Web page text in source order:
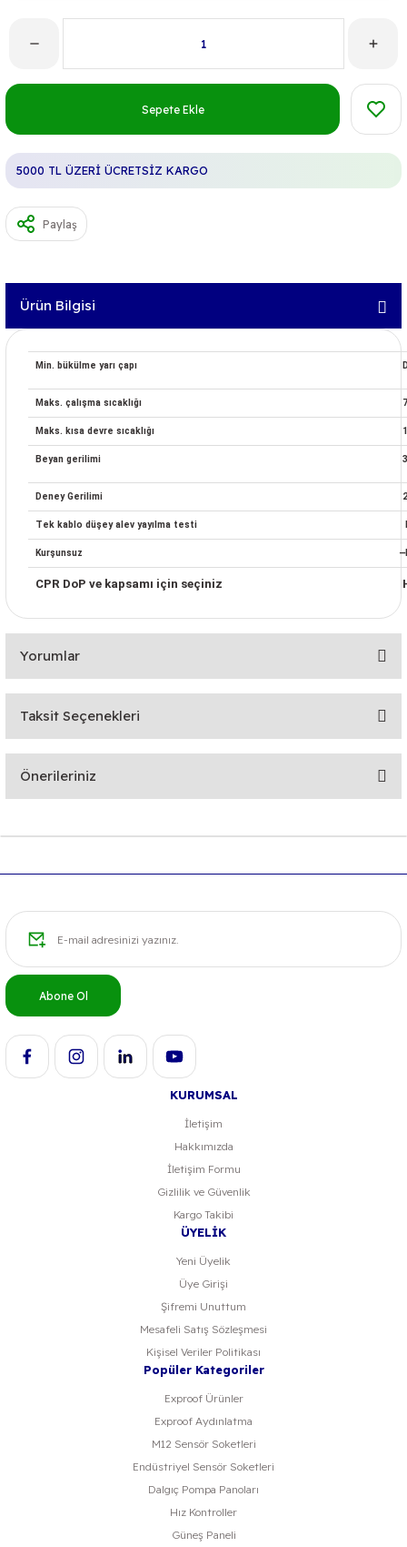
Sepete Ekle
5000 TL ÜZERİ ÜCRETSİZ KARGO
Paylaş
Ürün Bilgisi
Min. bükülme yarı çapı
Maks. çalışma sıcaklığı
Maks. kısa devre sıcaklığı
Beyan gerilimi
Deney Gerilimi
Tek kablo düşey alev yayılma testi
Kurşunsuz
CPR DoP ve kapsamı için seçiniz
Yorumlar
Bu ürüne ilk yorumu siz yapın!
Taksit Seçenekleri
Önerileriniz
Ürün bilgilerinde hatalar bulunuyor.
Ürün fiyatı diğer sitelerden daha pahalı.
Gönder
Abone Ol
KURUMSAL
İletişim
Hakkımızda
İletişim Formu
Gizlilik ve Güvenlik
Kargo Takibi
ÜYELİK
Yeni Üyelik
Üye Girişi
Şifremi Unuttum
Mesafeli Satış Sözleşmesi
Kişisel Veriler Politikası
Popüler Kategoriler
Exproof Ürünler
Exproof Aydınlatma
M12 Sensör Soketleri
Endüstriyel Sensör Soketleri
Dalgıç Pompa Panoları
Hız Kontroller
Güneş Paneli